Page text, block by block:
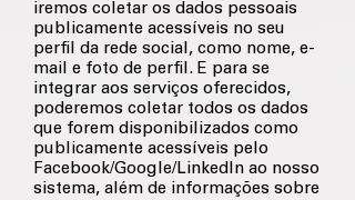
iremos coletar os dados pessoais
publicamente acessíveis no seu
perfil da rede social, como nome, e-
mail e foto de perfil. E para se
integrar aos serviços oferecidos,
poderemos coletar todos os dados
que forem disponibilizados como
publicamente acessíveis pelo
Facebook/Google/LinkedIn ao nosso
sistema, além de informações sobre